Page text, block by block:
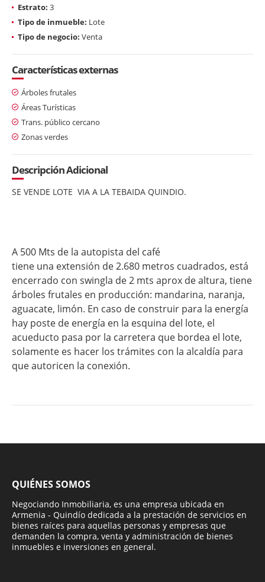
Estrato: 3
Tipo de inmueble: Lote
Tipo de negocio: Venta
Características externas
Árboles frutales
Áreas Turísticas
Trans. público cercano
Zonas verdes
Descripción Adicional
SE VENDE LOTE VIA A LA TEBAIDA QUINDIO.
A 500 Mts de la autopista del café
tiene una extensión de 2.680 metros cuadrados, está
encerrado con swingla de 2 mts aprox de altura, tiene
árboles frutales en producción: mandarina, naranja,
aguacate, limón. En caso de construir para la energía
hay poste de energía en la esquina del lote, el
acueducto pasa por la carretera que bordea el lote,
solamente es hacer los trámites con la alcaldía para
que autoricen la conexión.
QUIÉNES SOMOS
Negociando Inmobiliaria, es una empresa ubicada en
Armenia - Quindío dedicada a la prestación de servicios en
bienes raíces para aquellas personas y empresas que
demanden la compra, venta y administración de bienes
inmuebles e inversiones en general.